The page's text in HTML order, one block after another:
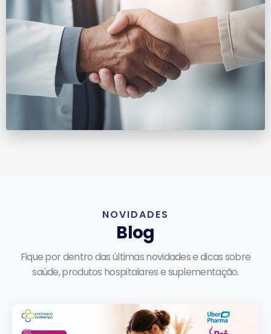
NOVIDADES
Blog
Fique por dentro das últimas novidades e dicas sobre
saúde, produtos hospitalares e suplementação.